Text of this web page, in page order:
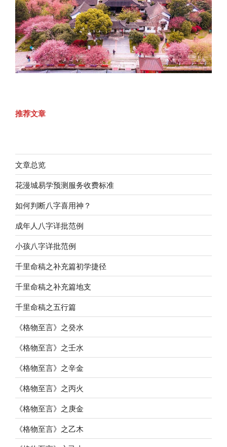
推荐文章
文章总览
花漫城易学预测服务收费标准
如何判断八字喜用神？
成年人八字详批范例
小孩八字详批范例
千里命稿之补充篇初学捷径
千里命稿之补充篇地支
千里命稿之五行篇
《格物至言》之癸水
《格物至言》之壬水
《格物至言》之辛金
《格物至言》之丙火
《格物至言》之庚金
《格物至言》之乙木